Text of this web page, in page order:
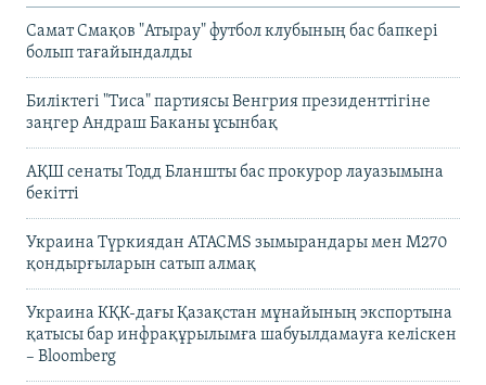
Самат Смақов "Атырау" футбол клубының бас бапкері
болып тағайындалды
Биліктегі "Тиса" партиясы Венгрия президенттігіне
заңгер Андраш Баканы ұсынбақ
АҚШ сенаты Тодд Бланшты бас прокурор лауазымына
бекітті
Украина Түркиядан ATACMS зымырандары мен M270
қондырғыларын сатып алмақ
Украина КҚК-дағы Қазақстан мұнайының экспортына
қатысы бар инфрақұрылымға шабуылдамауға келіскен
– Bloomberg